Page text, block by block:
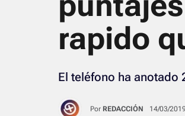
rapido
El teléfono ha anotado
Por REDACCIÓN 14/03/